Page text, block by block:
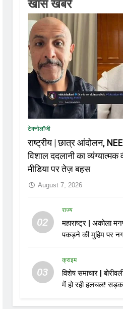
वस्त्रों को मिलेगा बढ़ावा
खास खबरें
टेक्नोलॉजी
राष्ट्रीय | छात्र आंदोलन,
विशाल ददलानी का व्यंग्यात्मक
मीडिया पर तेज़ बहस
August 7, 2026
02
राज्य
महाराष्ट्र | अकोला
पकड़ने की मुहिम पर
03
क्राइम
विशेष समाचार |
में हो रही हलचल!